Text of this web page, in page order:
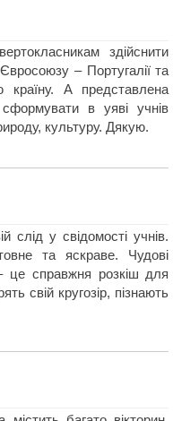
здійснити
– Португалії та
країну. А представлена
в уяві учнів
культуру. Дякую.
слід у свідомості учнів.
та яскраве. Чудові
це справжня розкіш для
свій кругозір, пізнають